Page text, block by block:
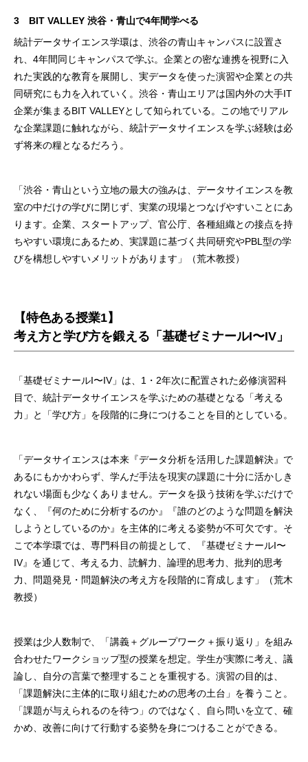
3 BIT VALLEY 渋谷・青山で4年間学べる
統計データサイエンス学環は、渋谷の青山キャンパスに設置さ
れ、4年間同じキャンパスで学ぶ。企業との密な連携を視野に入
れた実践的な教育を展開し、実データを使った演習や企業との共
同研究にも力を入れていく。渋谷・青山エリアは国内外の大手IT
企業が集まるBIT VALLEYとして知られている。この地でリアル
な企業課題に触れながら、統計データサイエンスを学ぶ経験は必
ず将来の糧となるだろう。
「渋⾕・⻘⼭という⽴地の最⼤の強みは、データサイエンスを教
室の中だけの学びに閉じず、実業の現場とつなげやすいことにあ
ります。企業、スタートアップ、官公庁、各種組織との接点を持
ちやすい環境にあるため、実課題に基づく共同研究やPBL型の学
びを構想しやすいメリットがあります」（荒木教授）
【特色ある授業1】
考え方と学び方を鍛える「基礎ゼミナールI〜IV」
「基礎ゼミナールI〜IV」は、1・2年次に配置された必修演習科
目で、統計データサイエンスを学ぶための基礎となる「考える
力」と「学び方」を段階的に身につけることを目的としている。
「データサイエンスは本来『データ分析を活用した課題解決』で
あるにもかかわらず、学んだ手法を現実の課題に十分に活かしき
れない場面も少なくありません。データを扱う技術を学ぶだけで
なく、『何のために分析するのか』『誰のどのような問題を解決
しようとしているのか』を主体的に考える姿勢が不可欠です。そ
こで本学環では、専門科目の前提として、『基礎ゼミナールI〜
IV』を通じて、考える力、読解力、論理的思考力、批判的思考
力、問題発見・問題解決の考え方を段階的に育成します」（荒木
教授）
授業は少人数制で、「講義＋グループワーク＋振り返り」を組み
合わせたワークショップ型の授業を想定。学生が実際に考え、議
論し、自分の言葉で整理することを重視する。演習の目的は、
「課題解決に主体的に取り組むための思考の土台」を養うこと。
「課題が与えられるのを待つ」のではなく、自ら問いを立て、確
かめ、改善に向けて行動する姿勢を身につけることができる。